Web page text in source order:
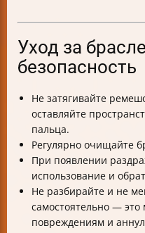
Уход за
безопасность
Не затягивайте
оставляйте
пальца.
Регулярно очищайте
При появлении
использование и
Не разбирайте и не
самостоятельно — это
повреждениям и